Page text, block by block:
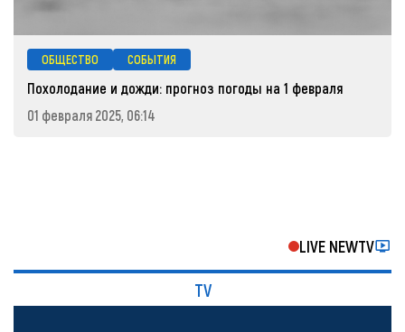
ОБЩЕСТВО СОБЫТИЯ
Похолодание и дожди: прогноз погоды на 1 февраля
01 февраля 2025, 06:14
LIVE NEWTV
TV